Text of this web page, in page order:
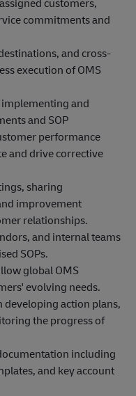
commitments and
and cross-
execution of OMS
and
and SOP
performance
and drive corrective
sharing
improvement
relationships.
and internal teams
SOPs.
global OMS
evolving needs.
developing action plans,
the progress of
including
and key account